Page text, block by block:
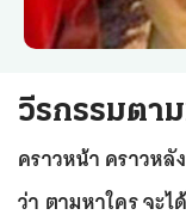
วีรกรรมตา
คราวหน้า คราวห
ว่า ตามหาใคร จะ